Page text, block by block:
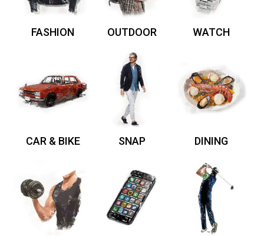
FASHION OUTDOOR WATCH
CAR & BIKE SNAP DINING